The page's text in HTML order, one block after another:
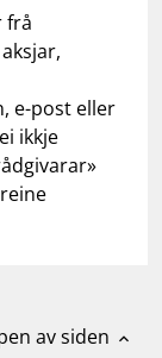
frå
e-post eller
ikkje
av siden expand_less